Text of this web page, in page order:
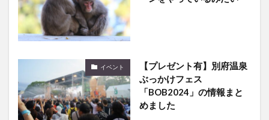
イベント
【プレゼント有】別府温泉
ぶっかけフェス
「BOB2024」の情報まと
めました